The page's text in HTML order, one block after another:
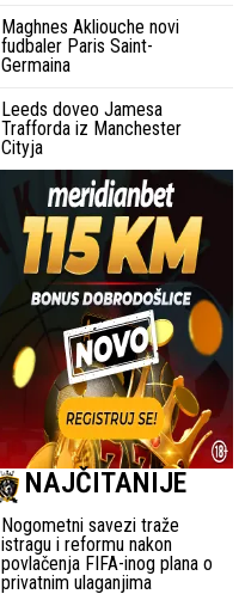
Maghnes Akliouche novi
fudbaler Paris Saint-
Germaina
Leeds doveo Jamesa
Trafforda iz Manchester
Cityja
NAJČITANIJE
Nogometni savezi traže
istragu i reformu nakon
povlačenja FIFA-inog plana o
privatnim ulaganjima